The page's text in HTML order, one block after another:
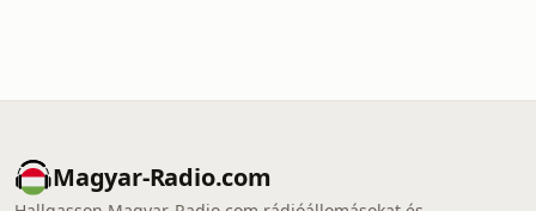
Magyar-Radio.com